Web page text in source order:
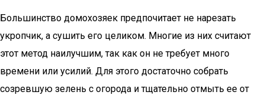
Большинство домохозяек предпочитает не нарезать
укропчик, а сушить его целиком. Многие из них считают
этот метод наилучшим, так как он не требует много
времени или усилий. Для этого достаточно собрать
созревшую зелень с огорода и тщательно отмыть ее от